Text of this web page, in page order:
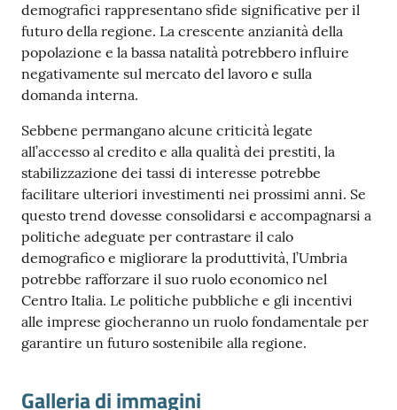
demografici rappresentano sfide significative per il
futuro della regione. La crescente anzianità della
popolazione e la bassa natalità potrebbero influire
negativamente sul mercato del lavoro e sulla
domanda interna.
Sebbene permangano alcune criticità legate
all’accesso al credito e alla qualità dei prestiti, la
stabilizzazione dei tassi di interesse potrebbe
facilitare ulteriori investimenti nei prossimi anni. Se
questo trend dovesse consolidarsi e accompagnarsi a
politiche adeguate per contrastare il calo
demografico e migliorare la produttività, l’Umbria
potrebbe rafforzare il suo ruolo economico nel
Centro Italia. Le politiche pubbliche e gli incentivi
alle imprese giocheranno un ruolo fondamentale per
garantire un futuro sostenibile alla regione.
Galleria di immagini